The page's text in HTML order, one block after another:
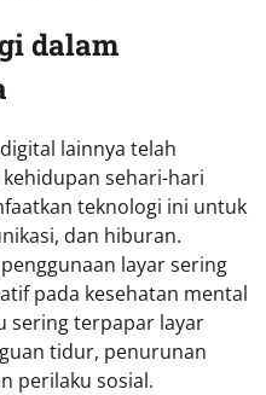
dalam
lainnya telah
sehari-hari
teknologi ini untuk
dan hiburan.
layar sering
pada kesehatan mental
sering terpapar layar
tidur, penurunan
perilaku sosial.